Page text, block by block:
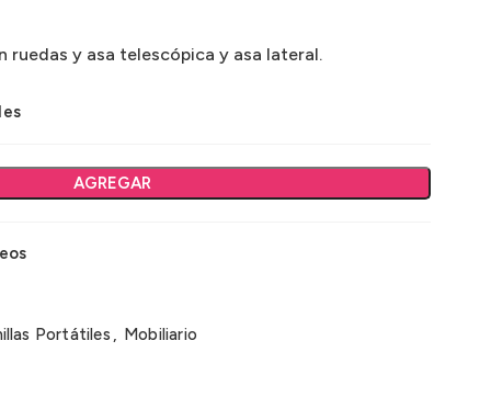
ruedas y asa telescópica y asa lateral.
AGREGAR
Portátiles , Mobiliario